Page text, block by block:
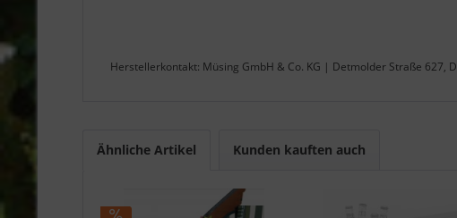
Herstellerkontakt: Müsing GmbH & Co. KG | Detmolder Straße 627,
Ähnliche Artikel Kunden kauften auch